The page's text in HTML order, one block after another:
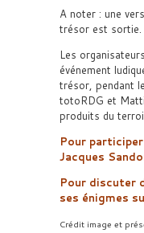
A noter : une
trésor est sortie.
Les
événement
trésor, pendant
totoRDG et
produits du
Pour
Jacques
Pour discuter
ses énigmes
Crédit image et